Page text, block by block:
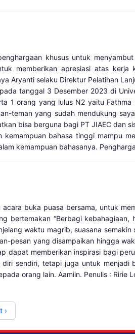
khusus untuk
memberikan apresiasi atas kerja
Aryanti selaku Direktur Pelatihan
tanggal 3 Desember 2023 di
1 orang yang lulus N2 yaitu Fathma
teman yang sudah mendukung
bisa berguna bagi PT JIAEC dan
bahasa tinggi mampu
kemampuan bahasanya.
buka puasa bersama, untuk
bertemakan “Berbagi kebahagiaan,
waktu magrib, suasana
pesan yang disampaikan hingga
dapat memberikan inspirasi bagi
sendiri, tetapi juga untuk menjadi
orang lain. Aamiin. Penulis : Ririe
›